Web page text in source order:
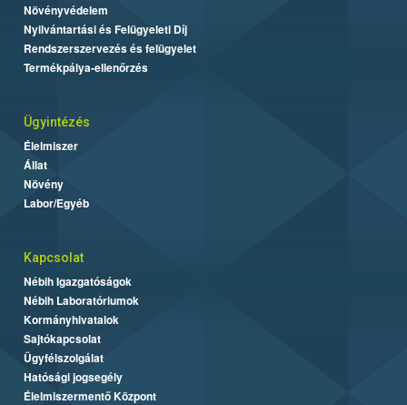
Növényvédelem
Nyilvántartási és Felügyeleti Díj
Rendszerszervezés és felügyelet
Termékpálya-ellenőrzés
Ügyintézés
Élelmiszer
Állat
Növény
Labor/Egyéb
Kapcsolat
Nébih Igazgatóságok
Nébih Laboratóriumok
Kormányhivatalok
Sajtókapcsolat
Ügyfélszolgálat
Hatósági jogsegély
Élelmiszermentő Központ